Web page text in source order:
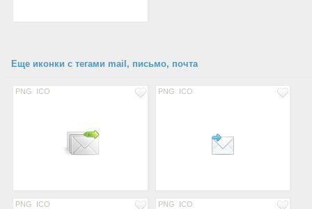
Еще иконки с тегами mail, письмо, почта
PNG ICO PNG ICO
PNG ICO PNG ICO